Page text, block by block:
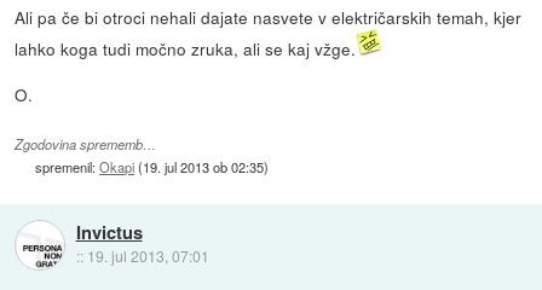
Ali pa če bi otroci nehali dajate nasvete v električarskih temah, kjer
lahko koga tudi močno zruka, ali se kaj vžge.
O.
Zgodovina sprememb…
spremenil:Okapi(19. jul 2013 ob 02:35)
Invictus
:: 19. jul 2013, 07:01